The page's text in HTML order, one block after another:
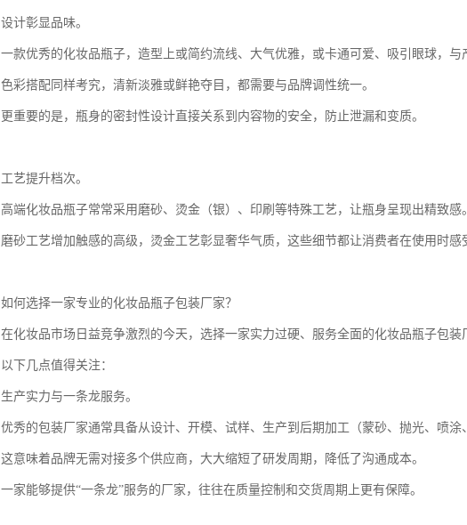
设计彰显品味。
一款优秀的化妆品瓶子，造型上或简约流线、大气优雅，或卡通可爱、吸引眼球，
色彩搭配同样考究，清新淡雅或鲜艳夺目，都需要与品牌调性统一。
更重要的是，瓶身的密封性设计直接关系到内容物的安全，防止泄漏和变质。
工艺提升档次。
高端化妆品瓶子常常采用磨砂、烫金（银）、印刷等特殊工艺，让瓶身呈现出精致感
磨砂工艺增加触感的高级，烫金工艺彰显奢华气质，这些细节都让消费者在使用时感
如何选择一家专业的化妆品瓶子包装厂家？
在化妆品市场日益竞争激烈的今天，选择一家实力过硬、服务全面的化妆品瓶子包
以下几点值得关注：
生产实力与一条龙服务。
优秀的包装厂家通常具备从设计、开模、试样、生产到后期加工（蒙砂、抛光、喷
这意味着品牌无需对接多个供应商，大大缩短了研发周期，降低了沟通成本。
一家能够提供“一条龙”服务的厂家，往往在质量控制和交货周期上更有保障。